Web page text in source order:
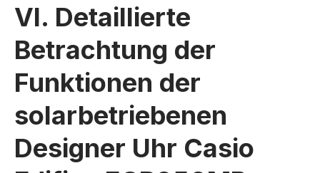
VI. Detaillierte
Betrachtung der
Funktionen der
solarbetriebenen
Designer Uhr Casio